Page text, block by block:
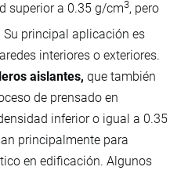
superior a 0.35 g/cm3, pero
Su principal aplicación es
interiores o exteriores.
aislantes, que también
de prensado en
inferior o igual a 0.35
principalmente para
en edificación. Algunos